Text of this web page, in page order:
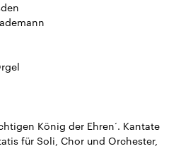
König der Ehren‘. Kantate
für Soli, Chor und Orchester,